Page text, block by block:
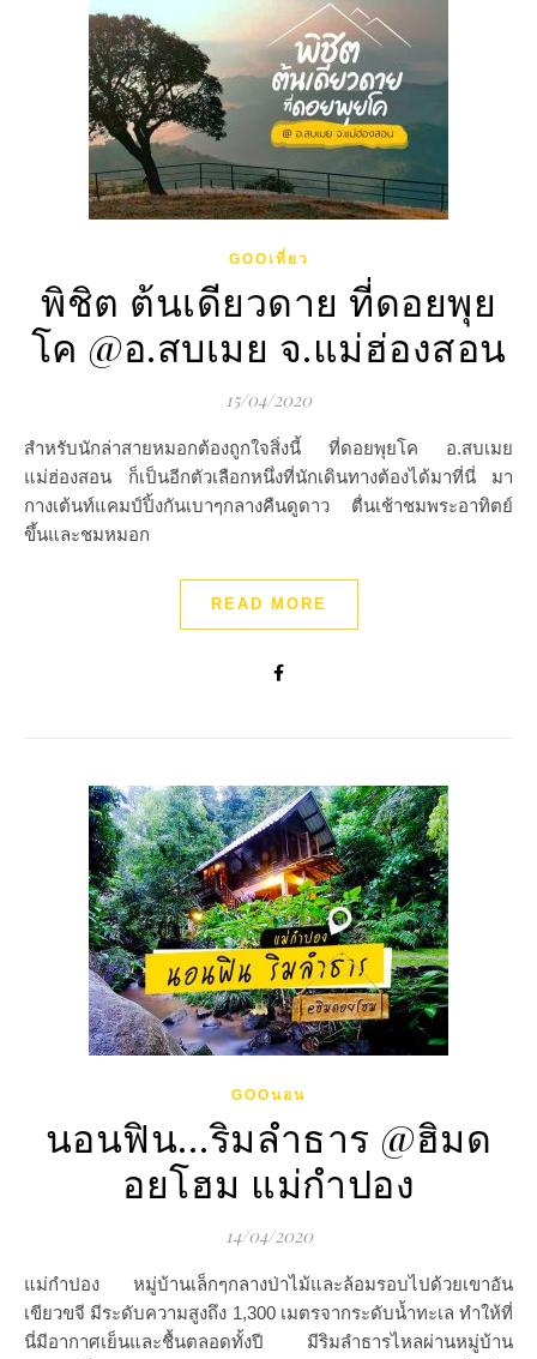
GOOเที่ยว
พิชิต ต้นเดียวดาย ที่ดอยพุย
โค @อ.สบเมย จ.แม่ฮ่องสอน
15/04/2020
สำหรับนักล่าสายหมอกต้องถูกใจสิ่งนี้ ที่ดอยพุยโค อ.สบเมย
แม่ฮ่องสอน ก็เป็นอีกตัวเลือกหนึ่งที่นักเดินทางต้องได้มาที่นี่ มา
กางเต้นท์แคมป์ปิ้งกันเบาๆกลางคืนดูดาว ตื่นเช้าชมพระอาทิตย์
ขึ้นและชมหมอก
READ MORE
GOOนอน
นอนฟิน…ริมลำธาร @ฮิมด
อยโฮม แม่กำปอง
14/04/2020
แม่กำปอง หมู่บ้านเล็กๆกลางป่าไม้และล้อมรอบไปด้วยเขาอัน
เขียวขจี มีระดับความสูงถึง 1,300 เมตรจากระดับน้ำทะเล ทำให้ที่
นี่มีอากาศเย็นและชื้นตลอดทั้งปี มีริมลำธารไหลผ่านหมู่บ้าน